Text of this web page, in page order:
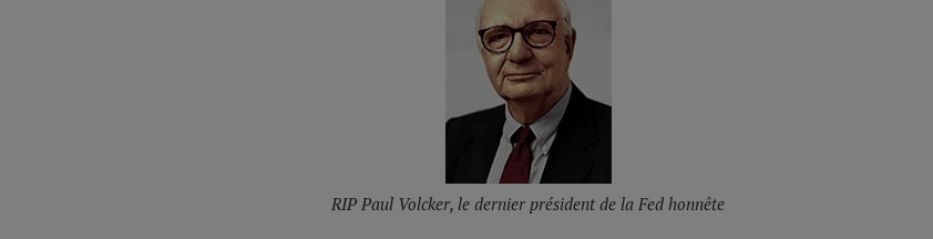
RIP Paul Volcker, le dernier président de la Fed honnête